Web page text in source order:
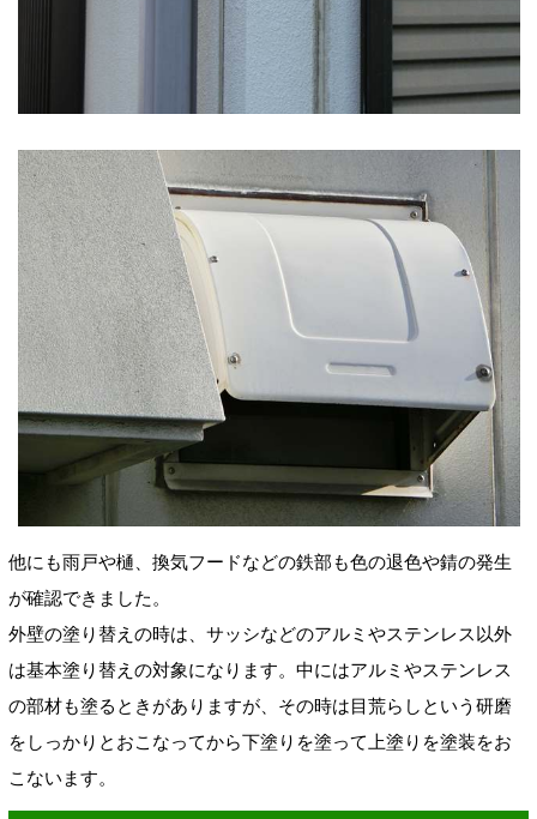
他にも雨戸や樋、換気フードなどの鉄部も色の退色や錆の発生
が確認できました。
外壁の塗り替えの時は、サッシなどのアルミやステンレス以外
は基本塗り替えの対象になります。中にはアルミやステンレス
の部材も塗るときがありますが、その時は目荒らしという研磨
をしっかりとおこなってから下塗りを塗って上塗りを塗装をお
こないます。